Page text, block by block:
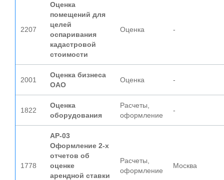
2207
Оценка
помещений для
целей
оспаривания
кадастровой
стоимости
Оценка -
2001
Оценка бизнеса
ОАО
Оценка -
1822
Оценка
оборудования
Расчеты,
оформление
-
1778
АР-03
Оформление 2-х
отчетов об
оценке
арендной ставки
Расчеты,
оформление
Москва